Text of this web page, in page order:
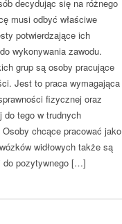
decydując się na różnego
musi odbyć właściwe
potwierdzające ich
wykonywania zawodu.
grup są osoby pracujące
Jest to praca wymagająca
fizycznej oraz
do tego w trudnych
Osoby chcące pracować jako
widłowych także są
do pozytywnego […]